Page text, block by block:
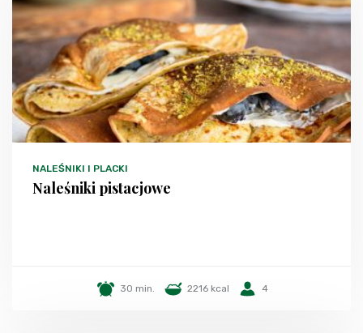
NALEŚNIKI I PLACKI
Naleśniki pistacjowe
30 min. 2216 kcal 4